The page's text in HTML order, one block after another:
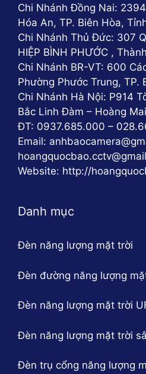
Chi Nhánh Đồng Nai:
Hóa An, TP. Biên Hòa,
Chi Nhánh Thủ Đức: 307
HIỆP BÌNH PHƯỚC ,
Chi Nhánh BR-VT: 600
Phường Phước Trung, TP.
Chi Nhánh Hà Nội: P914
Bắc Linh Đàm – Hoàng
ĐT: 0937.685.000 –
Email:
Website: http://
Danh mục
Đèn năng lượng mặt trời
Đèn đường năng lượng
Đèn năng lượng mặt trời
Đèn năng lượng mặt trời
Đèn trụ cổng năng lượng